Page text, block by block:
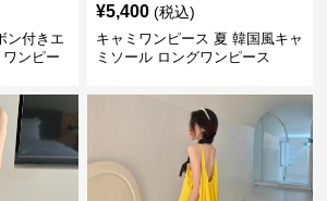
ン付きエ
ンピー
¥5,400 (税込)
キャミワンピース 夏 韓国風キャ
ミソール ロングワンピース